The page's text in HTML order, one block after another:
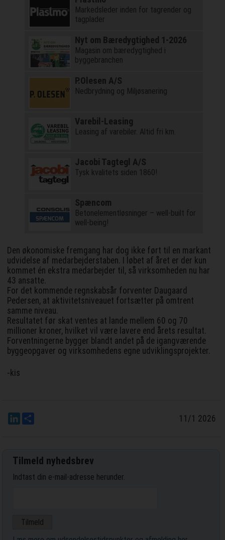
Markedsleder inden for tagrender og
tagplader
Nyt om Bæredygtighed 1-2026
Magasin om bæredygtighed i
byggebranchen
P.Olesen A/S
Nedbrydning og Miljøsanering
Varebil-Leasing
Leasing af varebiler. Altid fri km.
Jacobi Tagtegl A/S
Tysk kvalitets siden 1860!
Spæncom
Betonelementløsninger – well-built for
well-being!
Den økonomiske fremgang har dog ikke ført til en markant
udvidelse af medarbejderstaben. I løbet af året er der kun
kommet én ekstra medarbejder til, så virksomheden nu har
43 ansatte.
For det kommende regnskabsår forventer Daugaard
Pedersen, at aktivitetsniveauet fortsætter på omtrent
samme niveau.
Resultatet før skat ventes at lande mellem 60 og 70
millioner kroner, hvilket vil være lavere end årets resultat.
Forventningerne bygger blandt andet på de igangværende
byggeopgaver og virksomhedens egne udviklingsprojekter.
-kis
LinkedIn 11/1 2026
Tilmeld nyhedsbrev
Indtast din e-mail-adresse herunder.